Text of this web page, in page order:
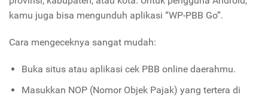
kamu juga bisa mengunduh aplikasi “WP-PBB Go”.
Cara mengeceknya sangat mudah:
Buka situs atau aplikasi cek PBB online daerahmu.
Masukkan NOP (Nomor Objek Pajak) yang tertera di